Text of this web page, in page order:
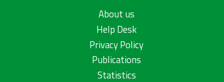
About us
Help Desk
Privacy Policy
Publications
Statistics